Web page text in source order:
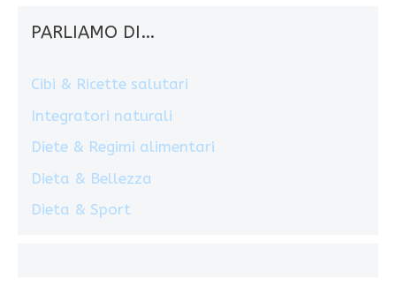
PARLIAMO DI…
Cibi & Ricette salutari
Integratori naturali
Diete & Regimi alimentari
Dieta & Bellezza
Dieta & Sport